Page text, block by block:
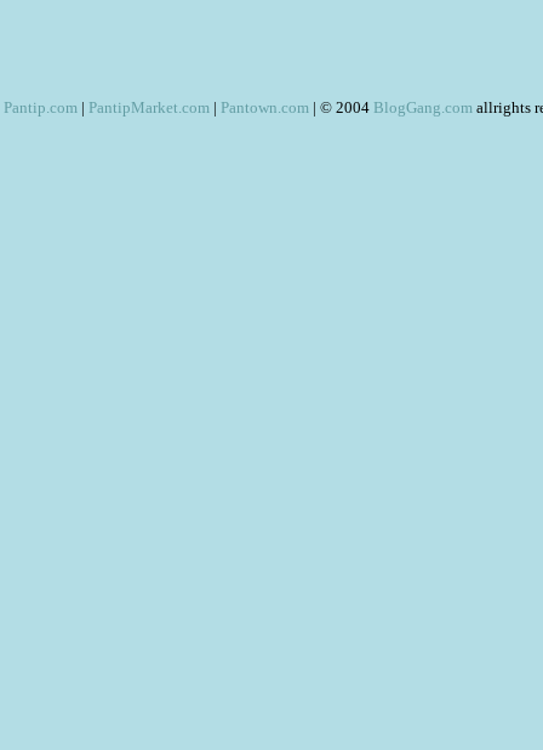
Pantip.com | PantipMarket.com | Pantown.com | © 2004 BlogGang.com allrights